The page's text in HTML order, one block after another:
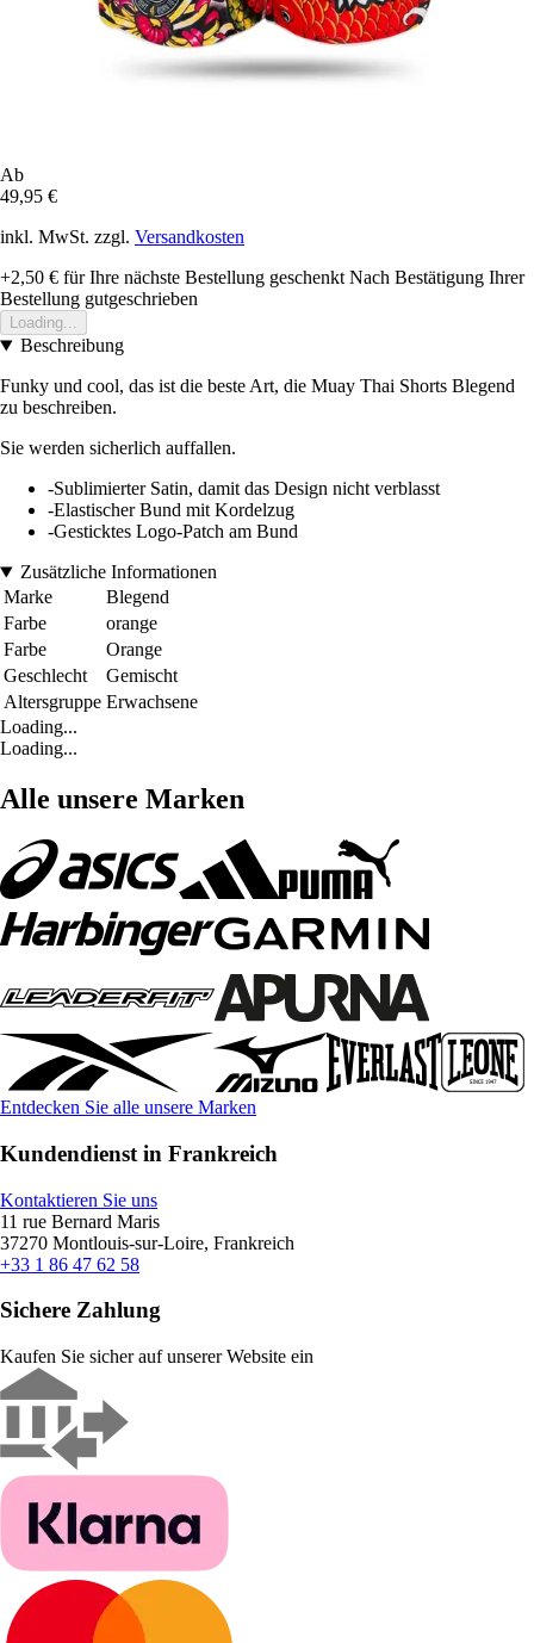
Ab
49,95 €
inkl. MwSt. zzgl. Versandkosten
+2,50 € für Ihre nächste Bestellung geschenkt Nach Bestätigung Ihrer
Bestellung gutgeschrieben
Loading...
Beschreibung
Funky und cool, das ist die beste Art, die Muay Thai Shorts Blegend
zu beschreiben.
Sie werden sicherlich auffallen.
-Sublimierter Satin, damit das Design nicht verblasst
-Elastischer Bund mit Kordelzug
-Gesticktes Logo-Patch am Bund
Zusätzliche Informationen
Marke
Blegend
Farbe
orange
Farbe
Orange
Geschlecht
Gemischt
Altersgruppe Erwachsene
Loading...
Loading...
Alle unsere Marken
Entdecken Sie alle unsere Marken
Kundendienst in Frankreich
Kontaktieren Sie uns
11 rue Bernard Maris
37270 Montlouis-sur-Loire, Frankreich
+33 1 86 47 62 58
Sichere Zahlung
Kaufen Sie sicher auf unserer Website ein